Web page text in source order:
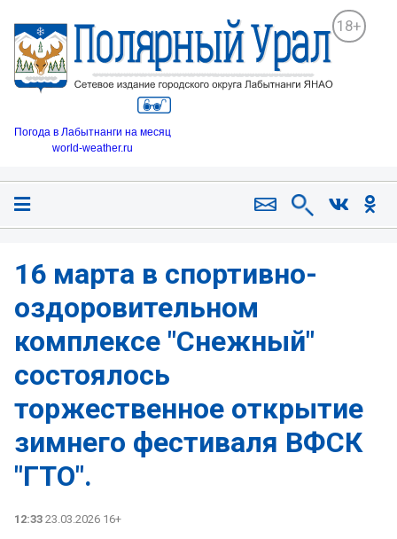
18+
Погода в Лабытнанги на месяц
world-weather.ru
16 марта в спортивно-
оздоровительном
комплексе "Снежный"
состоялось
торжественное открытие
зимнего фестиваля ВФСК
"ГТО".
12:33 23.03.2026 16+